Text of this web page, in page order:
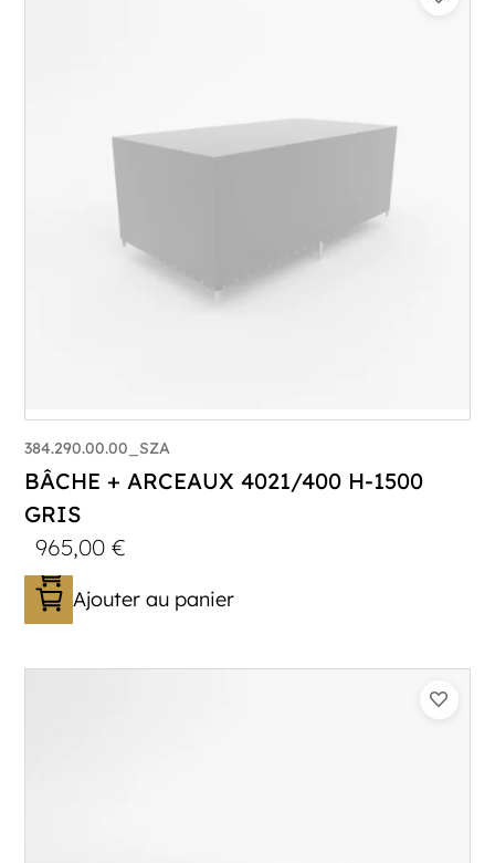
384.290.00.00_SZA
BÂCHE + ARCEAUX 4021/400 H-1500
GRIS
965,00€
Ajouter au panier